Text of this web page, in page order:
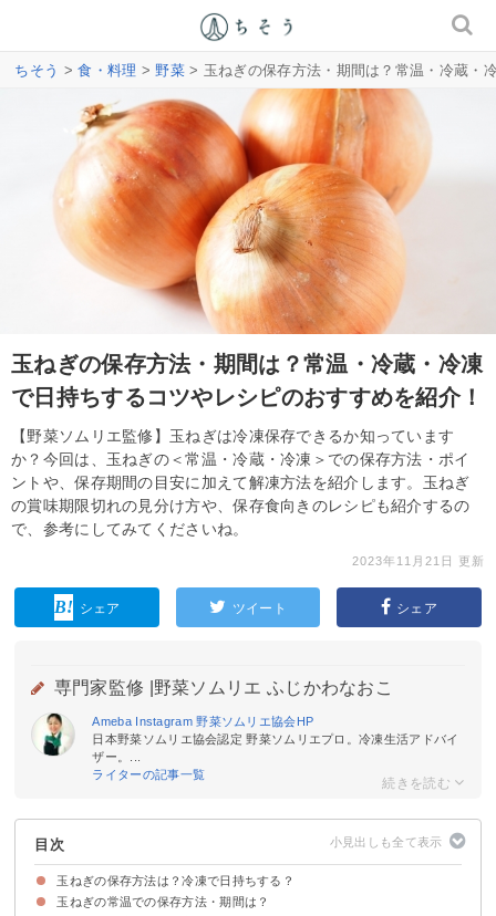
ちそう >食・料理 >野菜> 玉ねぎの保存方法・期間は？常温・冷蔵・
玉ねぎの保存方法・期間は？常温・冷蔵・冷凍
で日持ちするコツやレシピのおすすめを紹介！
【野菜ソムリエ監修】玉ねぎは冷凍保存できるか知っています
か？今回は、玉ねぎの＜常温・冷蔵・冷凍＞での保存方法・ポイ
ントや、保存期間の目安に加えて解凍方法を紹介します。玉ねぎ
の賞味期限切れの見分け方や、保存食向きのレシピも紹介するの
で、参考にしてみてくださいね。
2023年11月21日 更新
シェア ツイート シェア
専門家監修 | 野菜ソムリエ ふじかわなおこ
Ameba Instagram 野菜ソムリエ協会HP
日本野菜ソムリエ協会認定 野菜ソムリエプロ。冷凍生活アドバイ
ザー。...
ライターの記事一覧
目次
玉ねぎの保存方法は？冷凍で日持ちする？
玉ねぎの長期間保存する場合は冷凍がおすすめ
玉ねぎは常温・冷蔵での保存可能
玉ねぎの常温での保存方法・期間は？